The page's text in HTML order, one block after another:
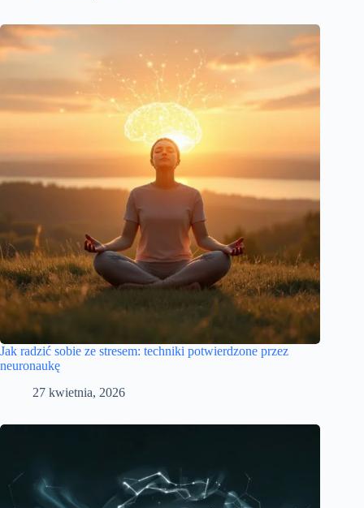
Jak radzić sobie ze stresem: techniki potwierdzone przez
neuronaukę
27 kwietnia, 2026